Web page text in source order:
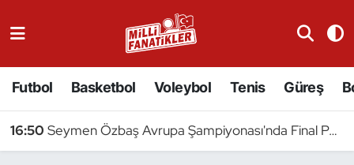
Futbol Basketbol Voleybol Tenis Güreş
16:50 Seymen Özbaş Avrupa Şampiyonası'nda Final Peşinde
Badminton